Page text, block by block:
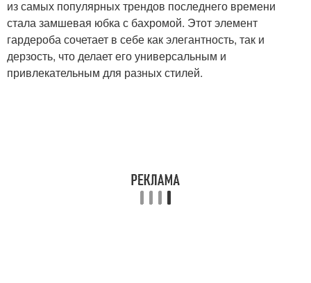
из самых популярных трендов последнего времени
стала замшевая юбка с бахромой. Этот элемент
гардероба сочетает в себе как элегантность, так и
дерзость, что делает его универсальным и
привлекательным для разных стилей.